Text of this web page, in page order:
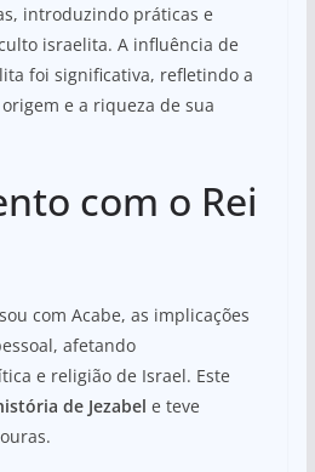
introduzindo práticas e
israelita. A influência de
foi significativa, refletindo a
e a riqueza de sua
com o Rei
com Acabe, as implicações
afetando
e religião de Israel. Este
de Jezabel e teve